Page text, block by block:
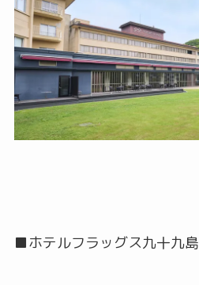
■ホテルフラッグス九十九島